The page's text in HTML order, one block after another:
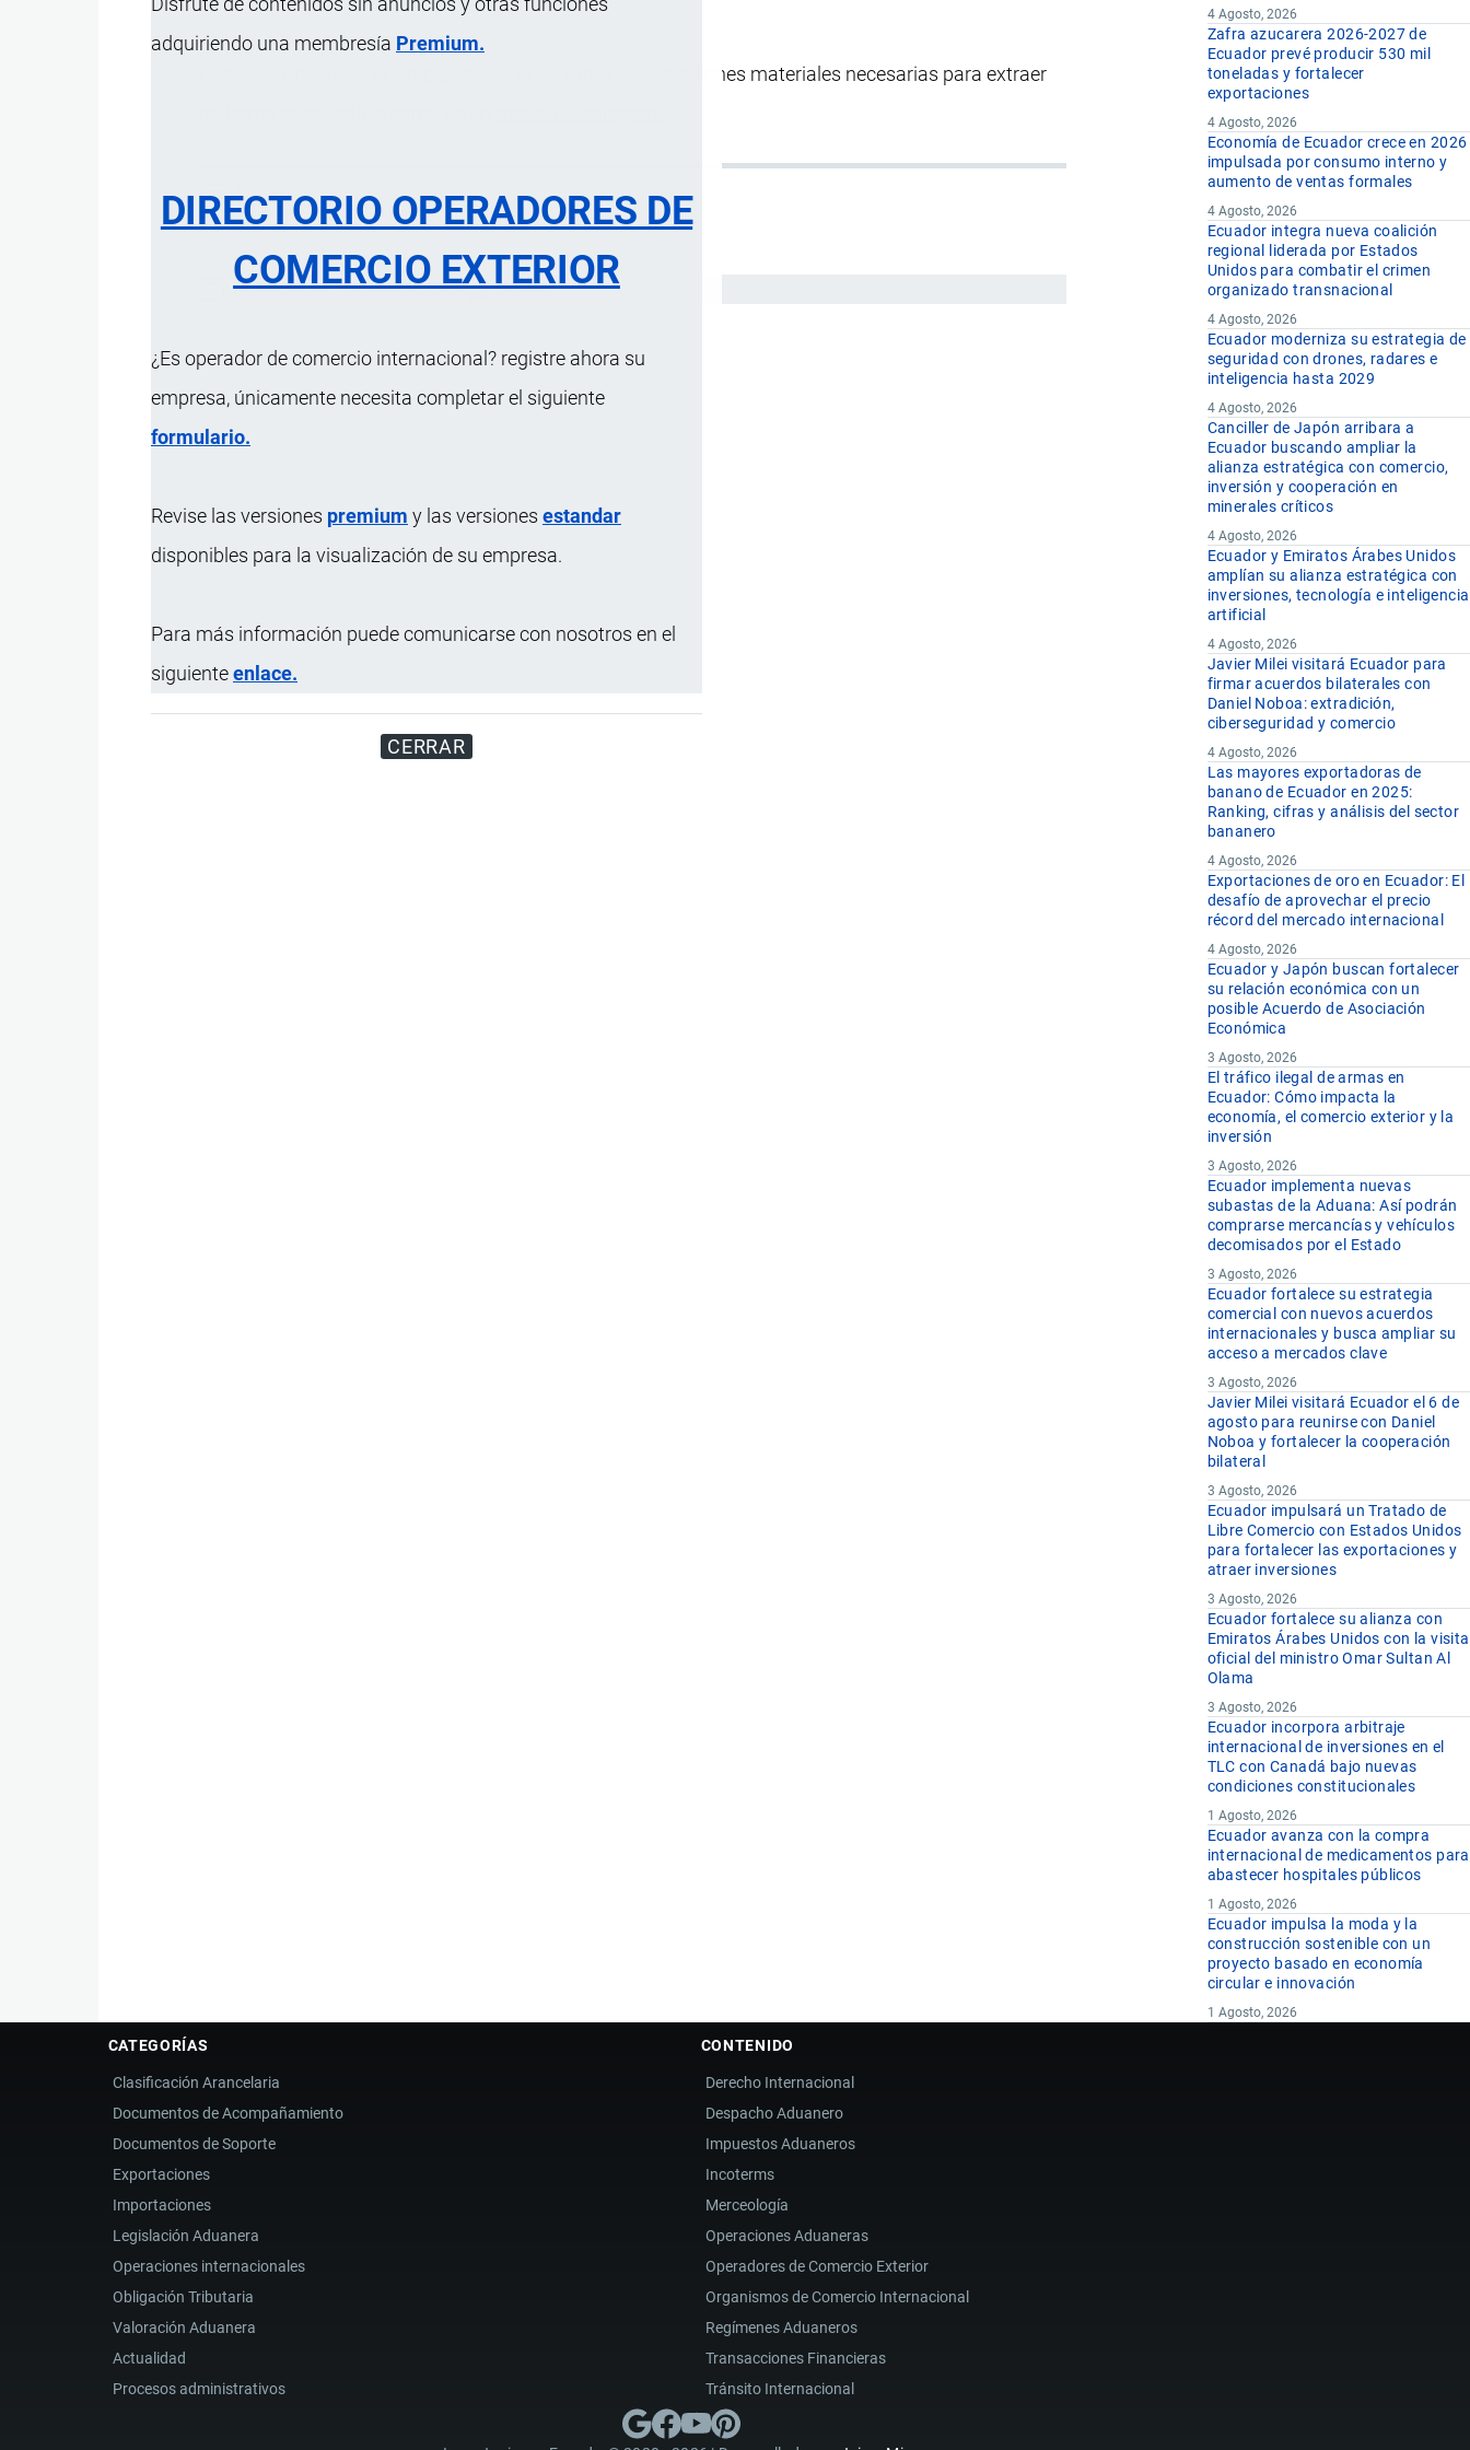
adquiriendo una membresía Premium.
DIRECTORIO OPERADORES DE
COMERCIO EXTERIOR
¿Es operador de comercio internacional? registre ahora su
empresa, únicamente necesita completar el siguiente
formulario.
Revise las versiones premium y las versiones estandar
disponibles para la visualización de su empresa.
Para más información puede comunicarse con nosotros en el
siguienteenlace.
CERRAR
, abarca el conjunto de operaciones materiales necesarias para extraer
Actualizado el 9 Septiembre, 2024 Español
4 Agosto, 2026
Zafra azucarera 2026-2027 de
Ecuador prevé producir 530 mil
toneladas y fortalecer
exportaciones
4 Agosto, 2026
Economía de Ecuador crece en 2026
impulsada por consumo interno y
aumento de ventas formales
4 Agosto, 2026
Ecuador integra nueva coalición
regional liderada por Estados
Unidos para combatir el crimen
organizado transnacional
4 Agosto, 2026
Ecuador moderniza su estrategia de
seguridad con drones, radares e
inteligencia hasta 2029
4 Agosto, 2026
Canciller de Japón arribara a
Ecuador buscando ampliar la
alianza estratégica con comercio,
inversión y cooperación en
minerales críticos
4 Agosto, 2026
Ecuador y Emiratos Árabes Unidos
amplían su alianza estratégica con
inversiones, tecnología e inteligencia
artificial
4 Agosto, 2026
Javier Milei visitará Ecuador para
firmar acuerdos bilaterales con
Daniel Noboa: extradición,
ciberseguridad y comercio
4 Agosto, 2026
Las mayores exportadoras de
banano de Ecuador en 2025:
Ranking, cifras y análisis del sector
bananero
4 Agosto, 2026
Exportaciones de oro en Ecuador: El
desafío de aprovechar el precio
récord del mercado internacional
4 Agosto, 2026
Ecuador y Japón buscan fortalecer
su relación económica con un
posible Acuerdo de Asociación
Económica
3 Agosto, 2026
El tráfico ilegal de armas en
Ecuador: Cómo impacta la
economía, el comercio exterior y la
inversión
3 Agosto, 2026
Ecuador implementa nuevas
subastas de la Aduana: Así podrán
comprarse mercancías y vehículos
decomisados por el Estado
3 Agosto, 2026
Ecuador fortalece su estrategia
comercial con nuevos acuerdos
internacionales y busca ampliar su
acceso a mercados clave
3 Agosto, 2026
Javier Milei visitará Ecuador el 6 de
agosto para reunirse con Daniel
Noboa y fortalecer la cooperación
bilateral
3 Agosto, 2026
Ecuador impulsará un Tratado de
Libre Comercio con Estados Unidos
para fortalecer las exportaciones y
atraer inversiones
3 Agosto, 2026
Ecuador fortalece su alianza con
Emiratos Árabes Unidos con la visita
oficial del ministro Omar Sultan Al
Olama
3 Agosto, 2026
Ecuador incorpora arbitraje
internacional de inversiones en el
TLC con Canadá bajo nuevas
condiciones constitucionales
1 Agosto, 2026
Ecuador avanza con la compra
internacional de medicamentos para
abastecer hospitales públicos
1 Agosto, 2026
Ecuador impulsa la moda y la
construcción sostenible con un
proyecto basado en economía
circular e innovación
1 Agosto, 2026
CATEGORÍAS
Clasificación Arancelaria
Documentos de Acompañamiento
Documentos de Soporte
Exportaciones
Importaciones
Legislación Aduanera
Operaciones internacionales
Obligación Tributaria
Valoración Aduanera
Actualidad
Procesos administrativos
CONTENIDO
Derecho Internacional
Despacho Aduanero
Impuestos Aduaneros
Incoterms
Merceología
Operaciones Aduaneras
Operadores de Comercio Exterior
Organismos de Comercio Internacional
Regímenes Aduaneros
Transacciones Financieras
Tránsito Internacional